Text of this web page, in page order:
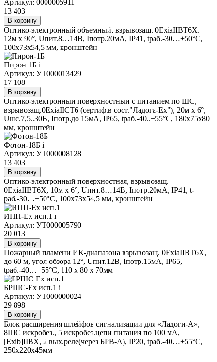
Артикул: 0000005911
13 403
В корзину
Оптико-электронный объемный, взрывозащ. 0ExiaIIВТ6Х,
12м х 90°, Uпит.8…14В, Iпотр.20мА, IP41, tраб.-30…+50°С,
100х73х54,5 мм, кронштейн
Пирон-1Б i
Артикул: УТ000013429
17 108
В корзину
Оптико-электронный поверхностный с питанием по ШС,
взрывозащ.0ExiaIICТ6 (сертиф.в сост."Ладога-Ех"), 20м х 6°,
Uшс.7,5..30В, Iпотр.до 15мА, IP65, tраб.-40..+55°С, 180x75x80
мм, кронштейн
Фотон-18Б i
Артикул: УТ000008128
13 403
В корзину
Оптико-электронный поверхностная, взрывозащ.
0ExiaIIВТ6Х, 10м х 6°, Uпит.8…14В, Iпотр.20мА, IP41, t-
раб.-30…+50°С, 100х73х54,5 мм, кронштейн
ИПП-Ех исп.1 i
Артикул: УТ000005790
20 013
В корзину
Пожарный пламени ИК-диапазона взрывозащ. 0ExiaIIВТ6Х,
до 60 м, угол обзора 12°, Uпит.12В, Iпотр.15мА, IP65,
tраб.-40…+55°С, 110 х 80 х 70мм
БРШС-Ех исп.1 i
Артикул: УТ000000024
29 898
В корзину
Блок расширения шлейфов сигнализации для «Ладоги-А»,
8ШС искробез., 5 искробез.цепи питания по 100 мА,
[Exib]IIВХ, 2 вых.реле(через БРВ-А), IP20, tраб.-40…+55°С,
250х220х45мм